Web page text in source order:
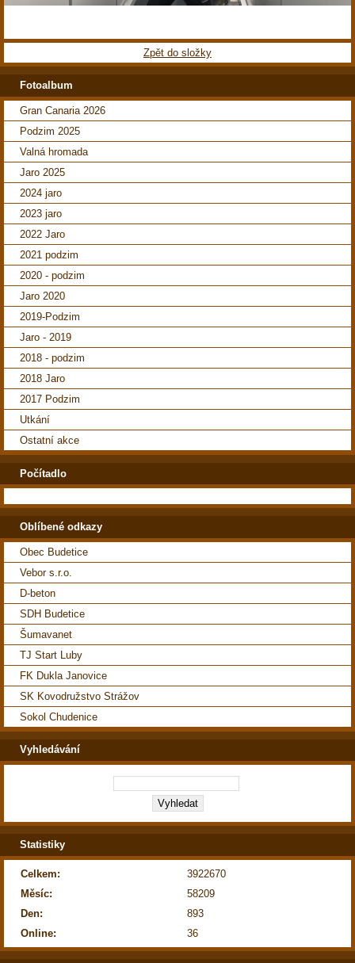
Zpět do složky
Fotoalbum
Gran Canaria 2026
Podzim 2025
Valná hromada
Jaro 2025
2024 jaro
2023 jaro
2022 Jaro
2021 podzim
2020 - podzim
Jaro 2020
2019-Podzim
Jaro - 2019
2018 - podzim
2018 Jaro
2017 Podzim
Utkání
Ostatní akce
Počítadlo
Oblíbené odkazy
Obec Budetice
Vebor s.r.o.
D-beton
SDH Budetice
Šumavanet
TJ Start Luby
FK Dukla Janovice
SK Kovodružstvo Strážov
Sokol Chudenice
Vyhledávání
Statistiky
Online: 36
Celkem:
3922670
Měsíc:
58209
Den:
893